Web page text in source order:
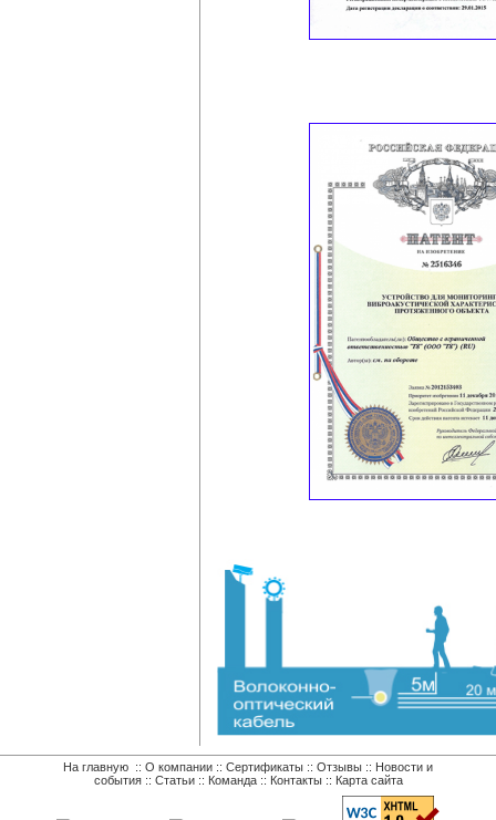
На главную :: О компании :: Сертификаты :: Отзывы :: Новости и
события:: Статьи:: Команда:: Контакты:: Карта сайта